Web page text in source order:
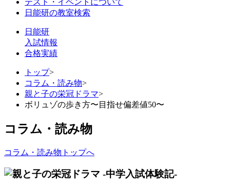
日能研の教室検索
日能研
入試情報
合格実績
トップ>
コラム・読み物>
親と子の栄冠ドラマ>
ボリュゾの歩き方〜目指せ偏差値50〜
コラム・読み物
コラム・読み物トップへ